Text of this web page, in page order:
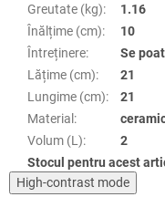
Greutate (kg):
1.16
Înălțime (cm):
10
Întreținere:
Se
Lățime (cm):
21
Lungime (cm):
21
Material :
Volum (L):
2
Stocul pentru acest
High-contrast mode